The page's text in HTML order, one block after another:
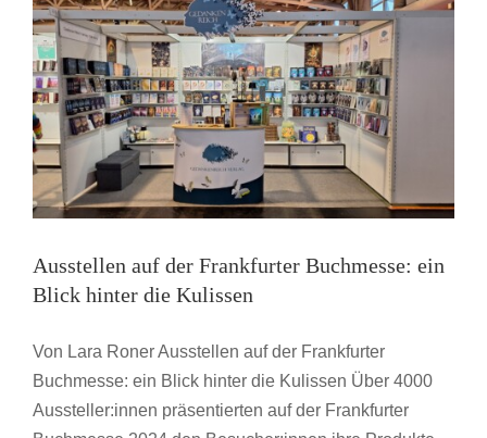
diesjährige
Hotlist
und
ihre
Bedeutung
Ausstellen auf der Frankfurter Buchmesse: ein
Blick hinter die Kulissen
Von Lara Roner Ausstellen auf der Frankfurter
Buchmesse: ein Blick hinter die Kulissen Über 4000
Aussteller:innen präsentierten auf der Frankfurter